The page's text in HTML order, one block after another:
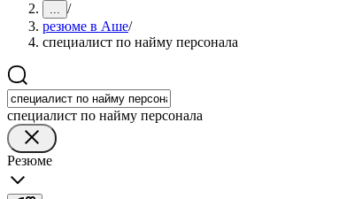
... /
резюме в Аше/
специалист по найму персонала
специалист по найму персонала
Резюме